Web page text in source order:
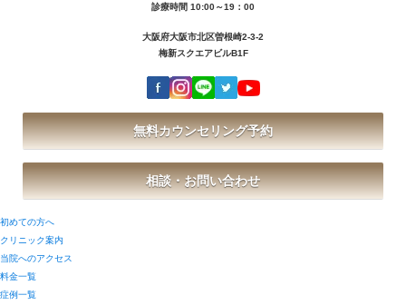
診療時間 10:00～19：00
大阪府大阪市北区曽根崎2-3-2
梅新スクエアビルB1F
無料カウンセリング予約
相談・お問い合わせ
初めての方へ
クリニック案内
当院へのアクセス
料金一覧
症例一覧